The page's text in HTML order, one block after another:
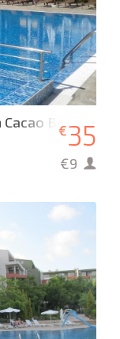
€35
€9